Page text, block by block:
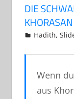
DIE
23. August
Abu Yakin
Hadith,
Wenn
aus